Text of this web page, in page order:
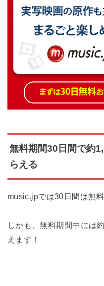
無料期間30日間で約
らえる
music.jpでは30日間は無
しかも、無料期間中には
えます！